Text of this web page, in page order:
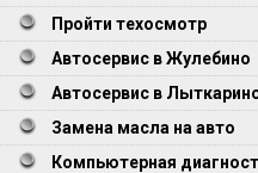
Пройти техосмотр
Автосервис в Жулебино
Автосервис в
Замена масла на авто
Компьютерная